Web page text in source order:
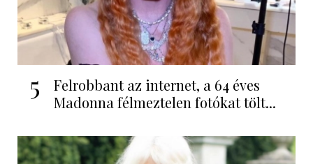
5
Felrobbant az internet, a 64 éves
Madonna félmeztelen fotókat tölt...